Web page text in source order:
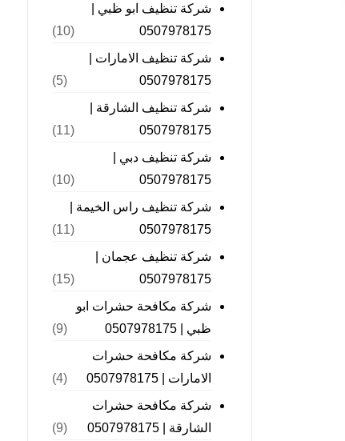
شركة تنظيف ابو ظبي |
0507978175
(10)
شركة تنظيف الامارات |
0507978175
(5)
شركة تنظيف الشارقة |
0507978175
(11)
شركة تنظيف دبي |
0507978175
(10)
شركة تنظيف راس الخيمة |
0507978175
(11)
شركة تنظيف عجمان |
0507978175
(15)
شركة مكافحة حشرات ابو
ظبي | 0507978175
(9)
شركة مكافحة حشرات
الامارات | 0507978175
(4)
شركة مكافحة حشرات
الشارقة | 0507978175
(9)